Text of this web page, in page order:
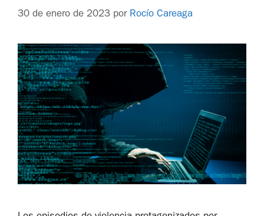
30 de enero de 2023 por Rocío Careaga